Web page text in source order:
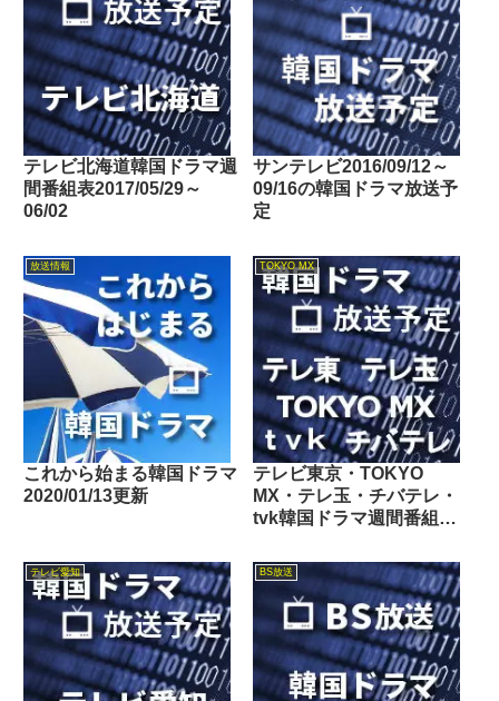
テレビ北海道韓国ドラマ週
間番組表2017/05/29～
06/02
サンテレビ2016/09/12～
09/16の韓国ドラマ放送予
定
放送情報
これから始まる韓国ドラマ
2020/01/13更新
TOKYO MX
テレビ東京・TOKYO
MX・テレ玉・チバテレ・
tvk韓国ドラマ週間番組表
テレビ愛知 BS放送